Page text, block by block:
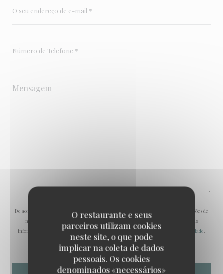
O restaurante e seus
parceiros utilizam cookies
neste site, o que pode
implicar na coleta de dados
pessoais. Os cookies
denominados «necessários»
De acordo com a legislação de proteção de dados, tem o direito de se opor a comunicações de
marketing. Pode registar-se na Lista Robinson através derobinson.pt
. Para mais
informações sobre o tratamento dos seus dados, consulte a nossapolítica de privacidade